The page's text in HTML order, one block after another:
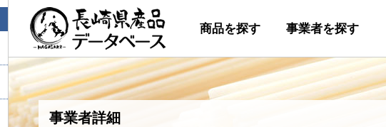
商品を探す 事業者を探す
事業者詳細